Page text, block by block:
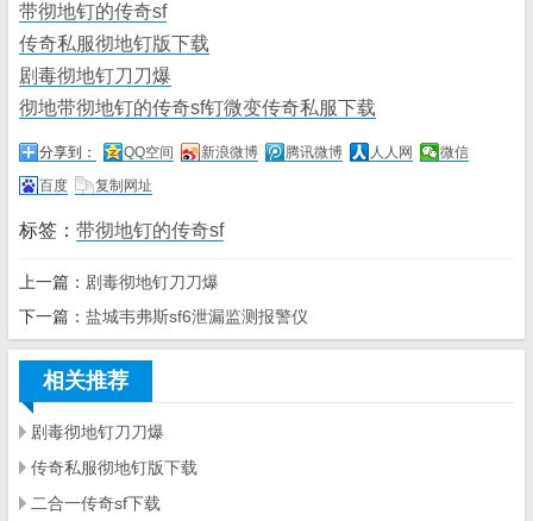
带彻地钉的传奇sf
传奇私服彻地钉版下载
剧毒彻地钉刀刀爆
彻地带彻地钉的传奇sf钉微变传奇私服下载
分享到： QQ空间 新浪微博 腾讯微博 人人网
微信
百度
复制网址
标签： 带彻地钉的传奇sf
上一篇： 剧毒彻地钉刀刀爆
下一篇： 盐城韦弗斯sf6泄漏监测报警仪
相关推荐
剧毒彻地钉刀刀爆
传奇私服彻地钉版下载
二合一传奇sf下载